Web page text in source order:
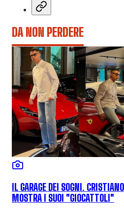
DA NON PERDERE
IL GARAGE DEI SOGNI.
MOSTRA I SUOI "GIOCATTOLI"